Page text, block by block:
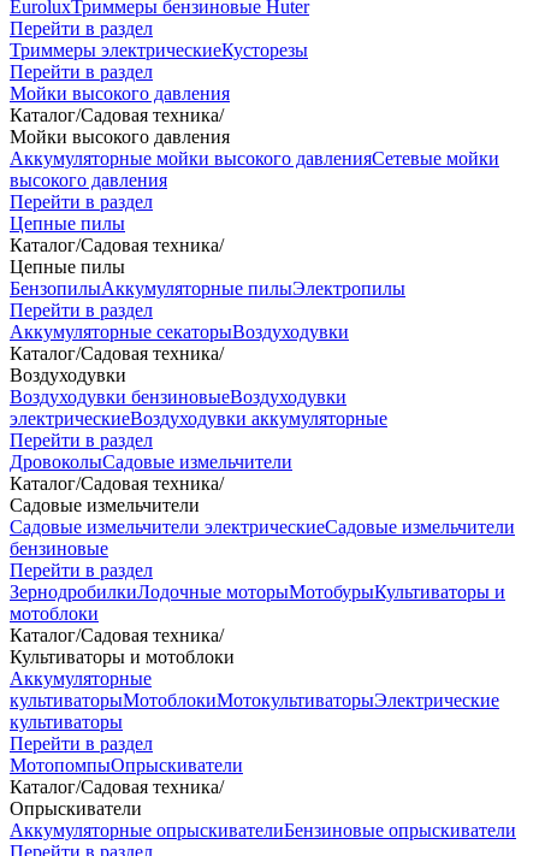
EuroluxТриммеры бензиновые Huter
Перейти в раздел
Триммеры электрическиеКусторезы
Перейти в раздел
Мойки высокого давления
Каталог/Садовая техника/
Мойки высокого давления
Аккумуляторные мойки высокого давленияСетевые мойки
высокого давления
Перейти в раздел
Цепные пилы
Каталог/Садовая техника/
Цепные пилы
БензопилыАккумуляторные пилыЭлектропилы
Перейти в раздел
Аккумуляторные секаторыВоздуходувки
Каталог/Садовая техника/
Воздуходувки
Воздуходувки бензиновыеВоздуходувки
электрическиеВоздуходувки аккумуляторные
Перейти в раздел
ДровоколыСадовые измельчители
Каталог/Садовая техника/
Садовые измельчители
Садовые измельчители электрическиеСадовые измельчители
бензиновые
Перейти в раздел
ЗернодробилкиЛодочные моторыМотобурыКультиваторы и
мотоблоки
Каталог/Садовая техника/
Культиваторы и мотоблоки
Аккумуляторные
культиваторыМотоблокиМотокультиваторыЭлектрические
культиваторы
Перейти в раздел
МотопомпыОпрыскиватели
Каталог/Садовая техника/
Опрыскиватели
Аккумуляторные опрыскивателиБензиновые опрыскиватели
Перейти в раздел